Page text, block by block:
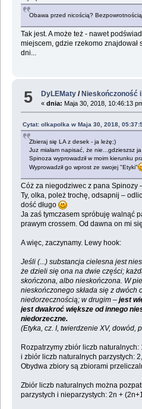
Obawa przed nicością?
Tak jest. A może też - nawet
miejscem, gdzie rzekomo znajdował
dni...
5 DyLEMaty / Nieskończoność
«dnia: Maja 30, 2018, 10:46:13
Cytat: olkapolka w Maja 30, 2018,
Zbieraj się LA z desek - ja leżę;)
Juz miałam napisać, że nie...gdzieszsz
Spinoza wyprowadził w moim kierunku
Wyprowadził go wprost ze swojej "Etyki"
Cóż za niegodziwec z pana Spinozy
Ty, olka, poleż trochę, odsapnij –
dość długo
Ja zaś tymczasem spróbuję walnąć
prawym crossem. Od dawna on mi
A więc, zaczynamy. Lewy hook:
Jeśli (...) substancja cielesna jest
że dzieli się ona na dwie części;
skończona, albo nieskończona. W
nieskończonego składa się z dwóch
niedorzecznością; w drugim – jest
jest dwakroć większe od innego
niedorzeczne.
(Etyka, cz. I, twierdzenie XV, dowód,
Rozpatrzymy zbiór liczb naturalnych:
i zbiór liczb naturalnych parzystych:
Obydwa zbiory są zbiorami
Zbiór liczb naturalnych można
parzystych i nieparzystych: 2n +